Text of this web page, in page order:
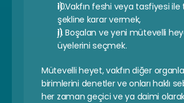
i) Vakfın feshi veya tasfiyesi
şekline karar vermek,
j) Boşalan ve yeni mütevelli
üyelerini seçmek.
Mütevelli heyet, vakfın diğer
birimlerini denetler ve onları haklı
her zaman geçici ve ya daimi